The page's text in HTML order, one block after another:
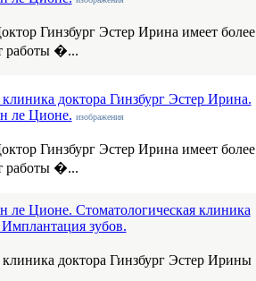
Гинзбург Эстер Ирина имеет более
работы �...
доктора Гинзбург Эстер Ирина.
ле Ционе. изображения
Гинзбург Эстер Ирина имеет более
работы �...
ле Ционе. Стоматологическая клиника
зубов.
клиника доктора Гинзбург Эстер Ирины